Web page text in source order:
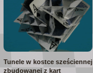
Tunele w kostce sześciennej
zbudowanej z kart